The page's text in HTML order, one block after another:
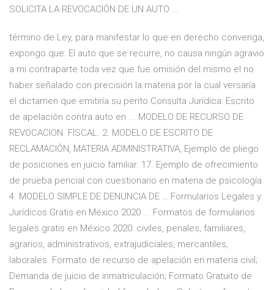
SOLICITA LA REVOCACIÓN DE UN AUTO ...
término de Ley, para manifestar lo que en derecho convenga,
expongo que: El auto que se recurre, no causa ningún agravio
a mi contraparte toda vez que fue omisión del mismo el no
haber señalado con precisión la materia por la cual versaría
el dictamen que emitiría su perito Consulta Jurídica: Escrito
de apelación contra auto en ... MODELO DE RECURSO DE
REVOCACION. FISCAL. 2. MODELO DE ESCRITO DE
RECLAMACIÓN, MATERIA ADMINISTRATIVA, Ejemplo de pliego
de posiciones en juicio familiar. 17. Ejemplo de ofrecimiento
de prueba pericial con cuestionario en materia de psicología
4. MODELO SIMPLE DE DENUNCIA DE … Formularios Legales y
Jurídicos Gratis en México 2020 ... Formatos de formularios
legales gratis en México 2020: civiles, penales, familiares,
agrarios, administrativos, extrajudiciales, mercantiles,
laborales. Formato de recurso de apelación en materia civil;
Demanda de juicio de inmatriculación; Formato Gratuito de